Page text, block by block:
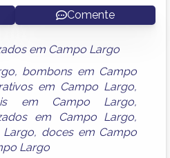
Comente
em Campo Largo
, bombons em Campo
em Campo Largo,
em Campo Largo,
em Campo Largo,
, doces em Campo
Largo